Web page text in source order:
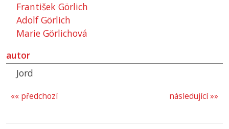
František Görlich
Adolf Görlich
Marie Görlichová
autor
Jord
následující »»
«« předchozí